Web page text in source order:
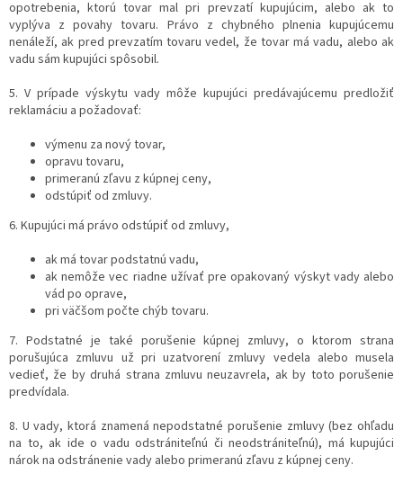
opotrebenia, ktorú tovar mal pri prevzatí kupujúcim, alebo ak to
vyplýva z povahy tovaru. Právo z chybného plnenia kupujúcemu
nenáleží, ak pred prevzatím tovaru vedel, že tovar má vadu, alebo ak
vadu sám kupujúci spôsobil.
5. V prípade výskytu vady môže kupujúci predávajúcemu predložiť
reklamáciu a požadovať:
výmenu za nový tovar,
opravu tovaru,
primeranú zľavu z kúpnej ceny,
odstúpiť od zmluvy.
6. Kupujúci má právo odstúpiť od zmluvy,
ak má tovar podstatnú vadu,
ak nemôže vec riadne užívať pre opakovaný výskyt vady alebo
vád po oprave,
pri väčšom počte chýb tovaru.
7. Podstatné je také porušenie kúpnej zmluvy, o ktorom strana
porušujúca zmluvu už pri uzatvorení zmluvy vedela alebo musela
vedieť, že by druhá strana zmluvu neuzavrela, ak by toto porušenie
predvídala.
8. U vady, ktorá znamená nepodstatné porušenie zmluvy (bez ohľadu
na to, ak ide o vadu odstrániteľnú či neodstrániteľnú), má kupujúci
nárok na odstránenie vady alebo primeranú zľavu z kúpnej ceny.